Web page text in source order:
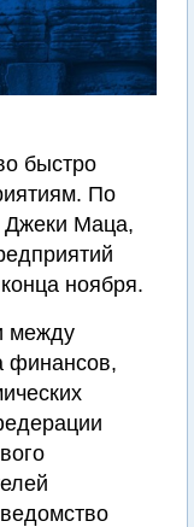
быстро
По
Джеки Маца,
ноября.
между
финансов,